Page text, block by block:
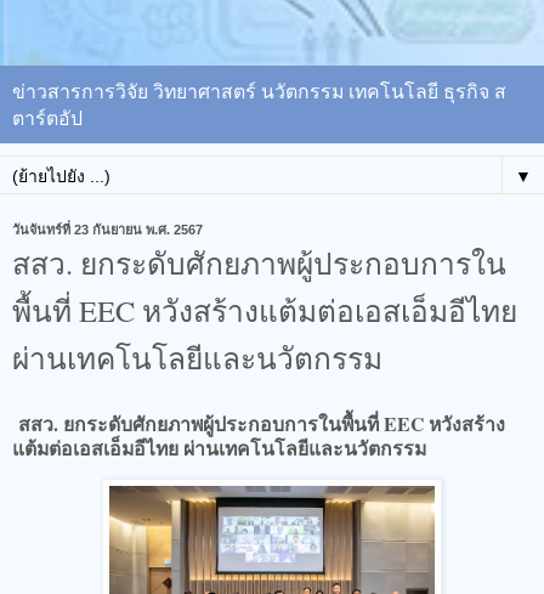
ข่าวสารการวิจัย วิทยาศาสตร์ นวัตกรรม เทคโนโลยี ธุรกิจ ส
ตาร์ตอัป
▼
วันจันทร์ที่ 23 กันยายน พ.ศ. 2567
สสว. ยกระดับศักยภาพผู้ประกอบการใน
พื้นที่ EEC หวังสร้างแต้มต่อเอสเอ็มอีไทย
ผ่านเทคโนโลยีและนวัตกรรม
สสว. ยกระดับศักยภาพผู้ประกอบการในพื้นที่ EEC หวังสร้าง
แต้มต่อเอสเอ็มอีไทย ผ่านเทคโนโลยีและนวัตกรรม